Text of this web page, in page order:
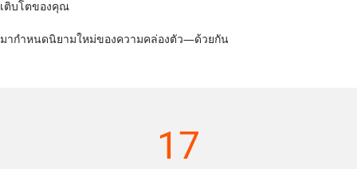
เติบโตของคุณ
มากำหนดนิยามใหม่ของความคล่องตัว—ด้วยกัน
17